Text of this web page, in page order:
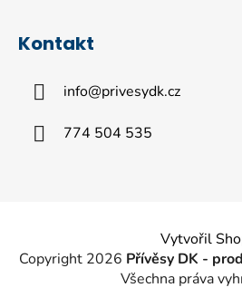
Kontakt
info@privesydk.cz
774 504 535
Vytvořil
Copyright 2026 Přívěsy DK -
Všechna práva